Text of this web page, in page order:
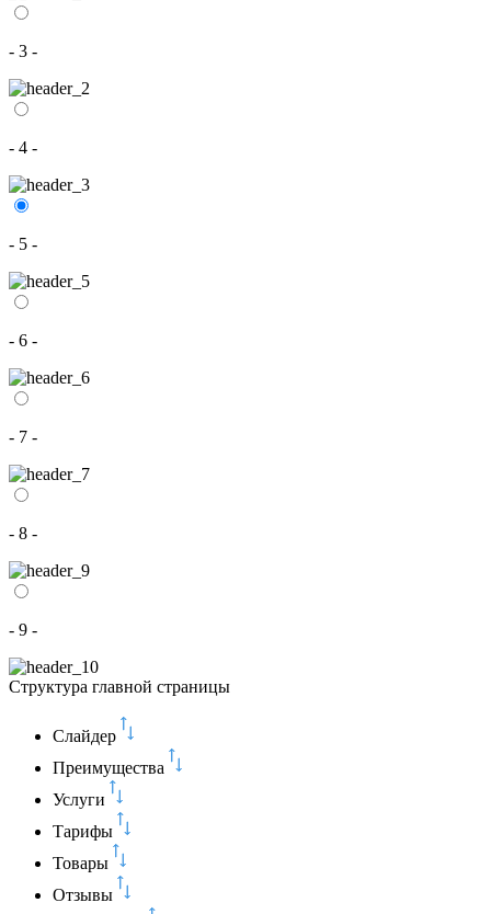
- 3 -
- 4 -
- 5 -
- 6 -
- 7 -
- 8 -
- 9 -
Структура главной страницы
Слайдер
Преимущества
Услуги
Тарифы
Товары
Отзывы